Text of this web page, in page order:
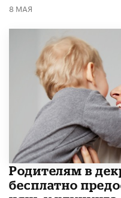
8 МАЯ
Родителям в
бесплатно